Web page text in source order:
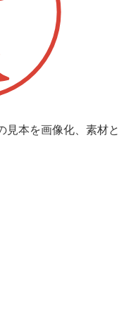
見本を画像化、素材と